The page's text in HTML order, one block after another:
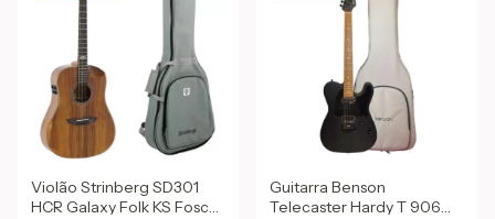
Violão Strinberg SD301
HCR Galaxy Folk KS Fosco
Guitarra Benson
Telecaster Hardy T 906